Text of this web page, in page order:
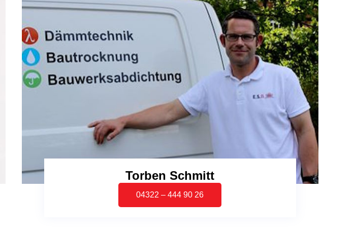
Torben Schmitt
04322 – 444 90 26